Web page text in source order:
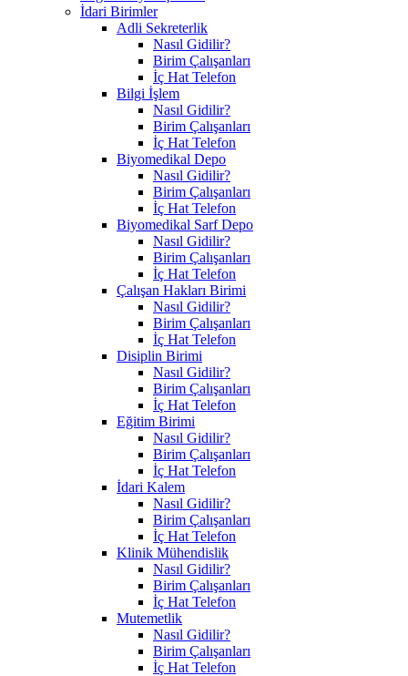
İdari Birimler
Adli Sekreterlik
Nasıl Gidilir?
Birim Çalışanları
İç Hat Telefon
Bilgi İşlem
Nasıl Gidilir?
Birim Çalışanları
İç Hat Telefon
Biyomedikal Depo
Nasıl Gidilir?
Birim Çalışanları
İç Hat Telefon
Biyomedikal Sarf Depo
Nasıl Gidilir?
Birim Çalışanları
İç Hat Telefon
Çalışan Hakları Birimi
Nasıl Gidilir?
Birim Çalışanları
İç Hat Telefon
Disiplin Birimi
Nasıl Gidilir?
Birim Çalışanları
İç Hat Telefon
Eğitim Birimi
Nasıl Gidilir?
Birim Çalışanları
İç Hat Telefon
İdari Kalem
Nasıl Gidilir?
Birim Çalışanları
İç Hat Telefon
Klinik Mühendislik
Nasıl Gidilir?
Birim Çalışanları
İç Hat Telefon
Mutemetlik
Nasıl Gidilir?
Birim Çalışanları
İç Hat Telefon